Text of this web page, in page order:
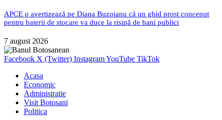
APCE o avertizează pe Diana Buzoianu că un ghid prost conceput
pentru baterii de stocare va duce la risipă de bani publici
7 august 2026
Facebook X (Twitter) InstagramYouTube TikTok
Acasa
Economic
Administratie
Visit Botosani
Politica